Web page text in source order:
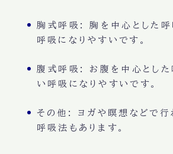
胸式呼吸 : 胸を中心とした呼
呼吸 になりやすいです。
腹式呼吸 : お腹を中心とした
い呼吸 になりやすいです。
その他 : ヨガや瞑想などで行
呼吸法 もあります。